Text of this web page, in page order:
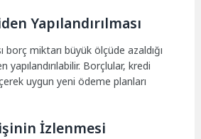
Yapılandırılması
miktarı büyük ölçüde azaldığı
Borçlular, kredi
uygun yeni ödeme planları
İzlenmesi